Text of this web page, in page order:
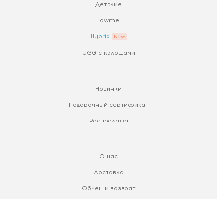
Детские
Lowmel
Hybrid
UGG с калошами
Новинки
Подарочный сертификат
Распродажа
О нас
Доставка
Обмен и возврат